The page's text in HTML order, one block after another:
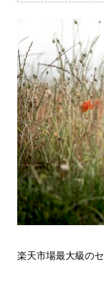
楽天市場最大級の